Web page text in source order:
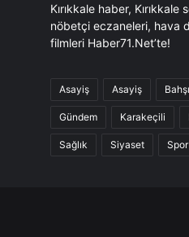
Kırıkkale haber,
nöbetçi eczaneleri, hava
filmleri Haber71.Net’te!
Asayiş Asayiş
Gündem Karakeçili
Sağlık Siyaset Spor